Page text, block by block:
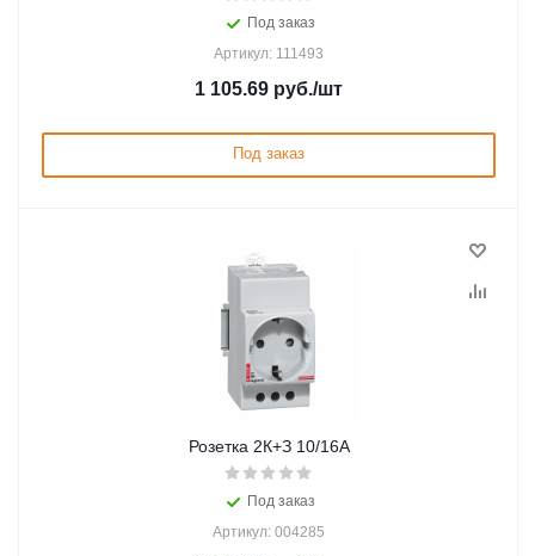
Под заказ
Артикул: 111493
1 105.69 руб./шт
Под заказ
Розетка 2К+З 10/16A
Под заказ
Артикул: 004285